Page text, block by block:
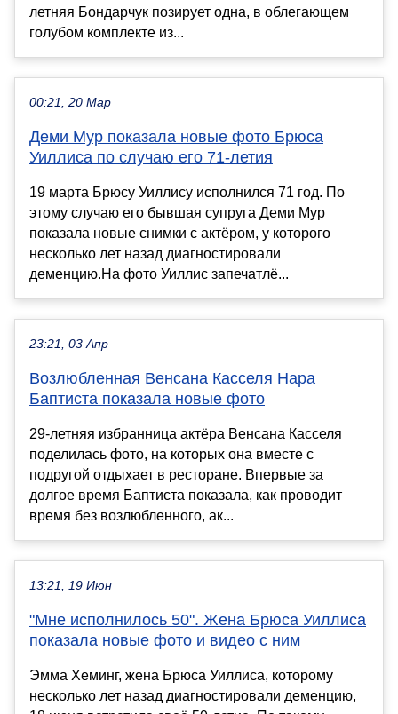
летняя Бондарчук позирует одна, в облегающем
голубом комплекте из...
00:21, 20 Мар
Деми Мур показала новые фото Брюса
Уиллиса по случаю его 71-летия
19 марта Брюсу Уиллису исполнился 71 год. По
этому случаю его бывшая супруга Деми Мур
показала новые снимки с актёром, у которого
несколько лет назад диагностировали
деменцию.На фото Уиллис запечатлё...
23:21, 03 Апр
Возлюбленная Венсана Касселя Нара
Баптиста показала новые фото
29-летняя избранница актёра Венсана Касселя
поделилась фото, на которых она вместе с
подругой отдыхает в ресторане. Впервые за
долгое время Баптиста показала, как проводит
время без возлюбленного, ак...
13:21, 19 Июн
"Мне исполнилось 50". Жена Брюса Уиллиса
показала новые фото и видео с ним
Эмма Хеминг, жена Брюса Уиллиса, которому
несколько лет назад диагностировали деменцию,